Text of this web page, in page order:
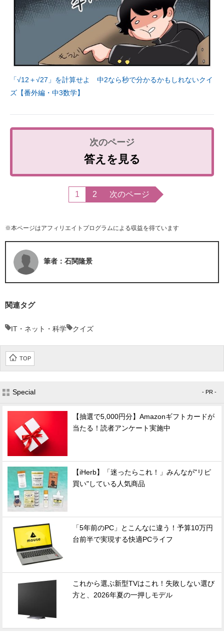
「√12＋√27」を計算せよ 中2なら秒で分かるかもしれないクイ
ズ【番外編・中3数学】
答えを見る
1 2 次のページ
※本ページはアフィリエイトプログラムによる収益を得ています
筆者：石関隆景
関連タグ
IT・ネット・科学 クイズ
TOP
Special - PR -
【抽選で5,000円分】Amazonギフトカードが
当たる！読者アンケート実施中
【iHerb】「迷ったらこれ！」みんなが"リピ
買い"している人気商品
「5年前のPC」とこんなに違う！予算10万円
台前半で実現する快適PCライフ
これから選ぶ新型TVはこれ！失敗しない選び
方と、2026年夏の一押しモデル